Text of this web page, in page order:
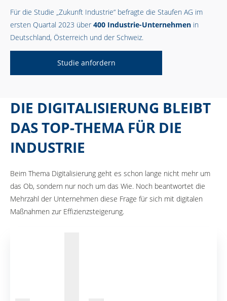
Für die Studie „Zukunft Industrie“ befragte die Staufen AG im
ersten Quartal 2023 über 400 Industrie-Unternehmen in
Deutschland, Österreich und der Schweiz.
Studie anfordern
DIE DIGITALISIERUNG BLEIBT
DAS TOP-THEMA FÜR DIE
INDUSTRIE
Beim Thema Digitalisierung geht es schon lange nicht mehr um
das Ob, sondern nur noch um das Wie. Noch beantwortet die
Mehrzahl der Unternehmen diese Frage für sich mit digitalen
Maßnahmen zur Effizienzsteigerung.